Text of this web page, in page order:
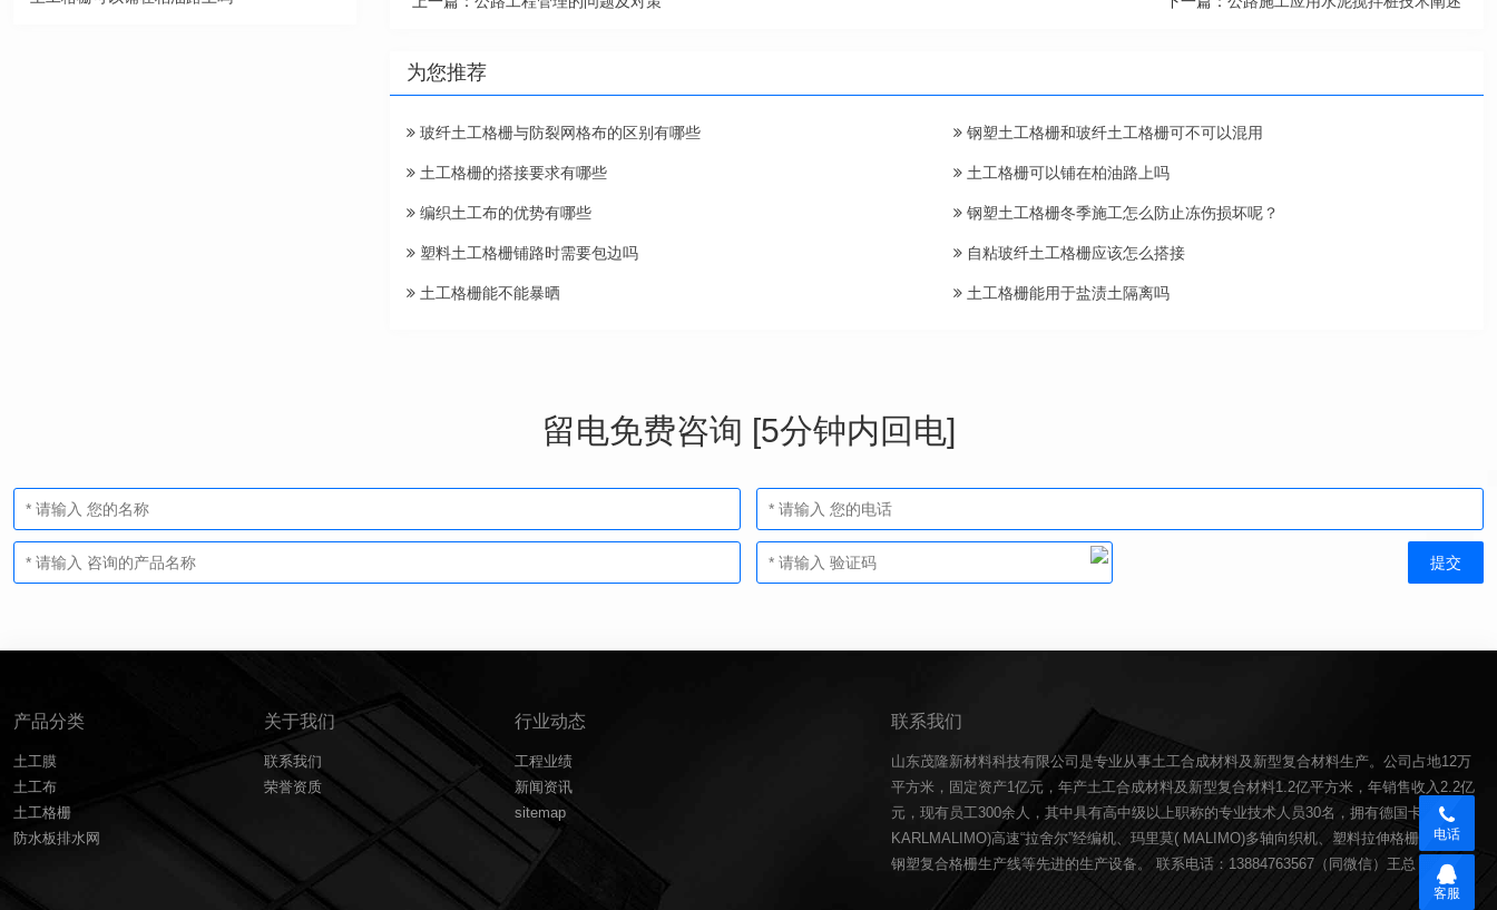
为您推荐
玻纤土工格栅与防裂网格布的区别有哪些 钢塑土工格栅和玻纤土工格栅可不可以混用
土工格栅的搭接要求有哪些 土工格栅可以铺在柏油路上吗
编织土工布的优势有哪些 钢塑土工格栅冬季施工怎么防止冻伤损坏呢？
塑料土工格栅铺路时需要包边吗 自粘玻纤土工格栅应该怎么搭接
土工格栅能不能暴晒 土工格栅能用于盐渍土隔离吗
留电免费咨询 [5分钟内回电]
产品分类
土工膜
土工布
土工格栅
防水板排水网
关于我们
联系我们
荣誉资质
行业动态
工程业绩
新闻资讯
sitemap
联系我们
山东茂隆新材料科技有限公司是专业从事土工合成材料及新型复合材料生产。公司占地12万
平方米，固定资产1亿元，年产土工合成材料及新型复合材料1.2亿平方米，年销售收入2.2亿
元，现有员工300余人，其中具有高中级以上职称的专业技术人员30名，拥有德国卡尔迈耶(
KARLMALIMO)高速“拉舍尔”经编机、玛里莫( MALIMO)多轴向织机、塑料拉伸格栅生产线、
钢塑复合格栅生产线等先进的生产设备。 联系电话：13884763567（同微信）王总
电话
客服